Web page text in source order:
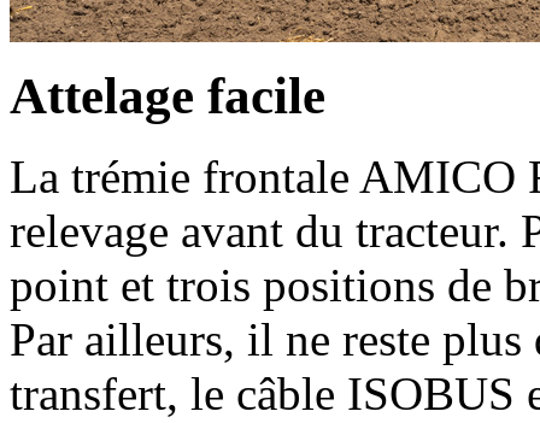
Attelage facile
La trémie frontale AMICO
relevage avant du tracteur.
point et trois positions de
Par ailleurs, il ne reste
transfert, le câble ISOBUS